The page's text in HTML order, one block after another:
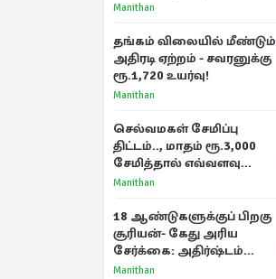
வாபஸ்! விஜய்யுடன்
Manithan
தங்கம் விலையில் மீண்டும்
அதிரடி ஏற்றம் - சவரனுக்கு
ரூ.1,720 உயர்வு!
Manithan
செல்வமகள் சேமிப்பு
திட்டம்.., மாதம் ரூ.3,000
சேமித்தால் எவ்வளவு
கிடைக்கும்?
Manithan
18 ஆண்டுகளுக்குப் பிறகு
சூரியன்- கேது அரிய
சேர்க்கை: அதிர்ஷ்டம்
பெறும் 3 ராசிகள்!
Manithan